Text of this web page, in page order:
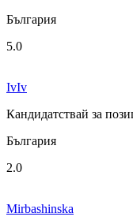
България
5.0
IvIv
Кандидатствай за
България
2.0
Mirbashinska